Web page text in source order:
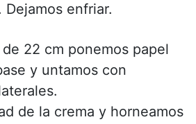
enfriar.
22 cm ponemos papel
y untamos con
de la crema y horneamos